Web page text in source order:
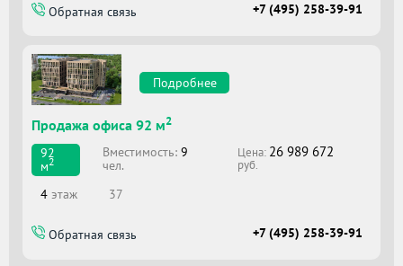
Обратная связь +7 (495) 258-39-91
Подробнее
Продажа офиса 92 м2
92
м2
Вместимоcть: 9
чел.
Цена: 26 989 672
руб.
4 этаж 37
Обратная связь +7 (495) 258-39-91